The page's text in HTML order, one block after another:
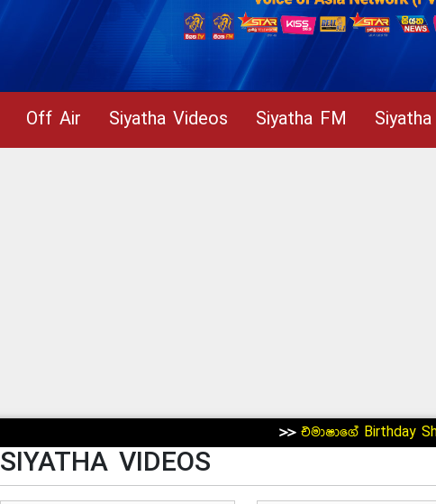
Off Air Siyatha Videos Siyatha FM
එමාෂාගේ Birthday Shoot එක >>
SIYATHA VIDEOS